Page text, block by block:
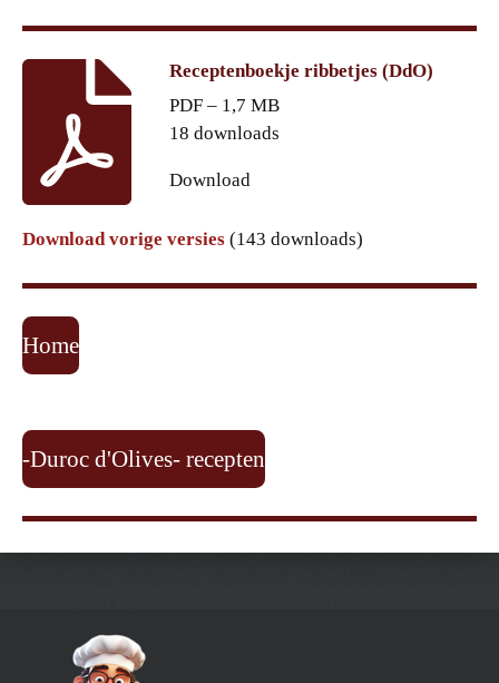
Receptenboekje ribbetjes (DdO)
PDF – 1,7 MB
18 downloads
Download
Download vorige versies (143 downloads)
Home
-Duroc d'Olives- recepten